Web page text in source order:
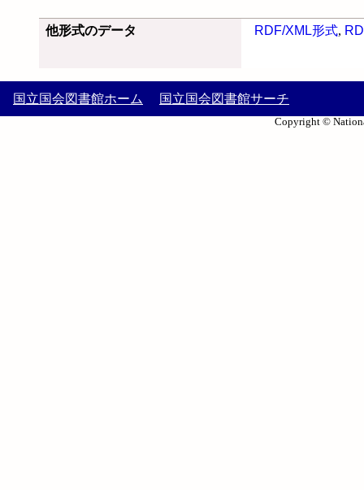
他形式のデータ RDF/XML形式,
国立国会図書館ホーム 国立国会図書館サーチ
Copyright ©